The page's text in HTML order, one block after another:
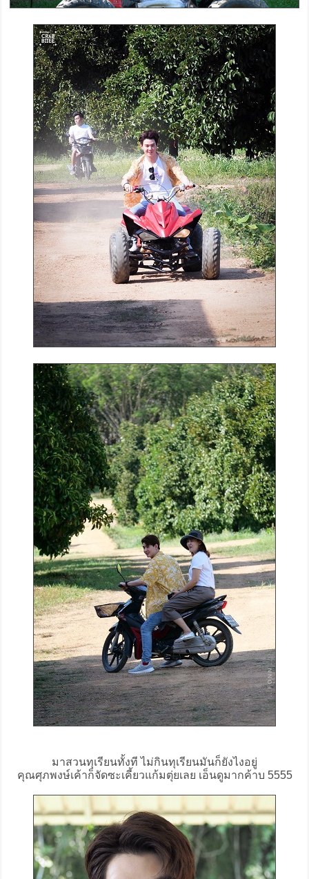
มาสวนทุเรียนทั้งที ไม่กินทุเรียนมันก็ยังไงอยู่
คุณศุภพงษ์เค้าก็จัดซะเคี้ยวแก้มตุ่ยเลย เอ็นดูมากค้าบ 5555